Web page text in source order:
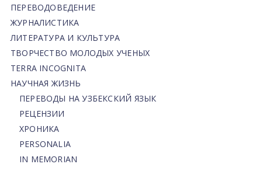
ПЕРЕВОДОВЕДЕНИЕ
ЖУРНАЛИСТИКА
ЛИТЕРАТУРА И КУЛЬТУРА
ТВОРЧЕСТВО МОЛОДЫХ УЧЕНЫХ
TERRA INCOGNITA
НАУЧНАЯ ЖИЗНЬ
ПЕРЕВОДЫ НА УЗБЕКСКИЙ ЯЗЫК
РЕЦЕНЗИИ
ХРОНИКА
PERSONALIA
IN MEMORIAN